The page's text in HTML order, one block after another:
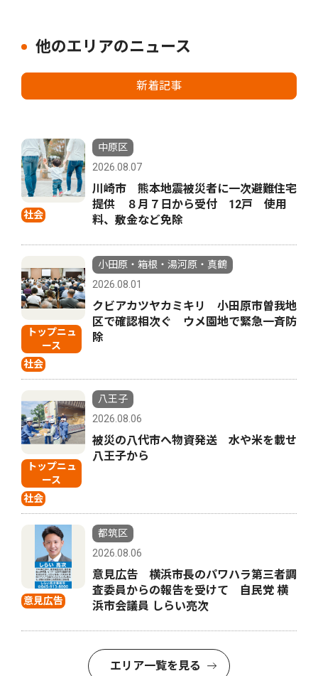
他のエリアのニュース
新着記事
社会
中原区
2026.08.07
川崎市 熊本地震被災者に一次避難住宅
提供 ８月７日から受付 12戸 使用
料、敷金など免除
トップニュ
ース
社会
小田原・箱根・湯河原・真鶴
2026.08.01
クビアカツヤカミキリ 小田原市曽我地
区で確認相次ぐ ウメ園地で緊急一斉防
除
トップニュ
ース
社会
八王子
2026.08.06
被災の八代市へ物資発送 水や米を載せ
八王子から
意見広告
都筑区
2026.08.06
意見広告 横浜市長のパワハラ第三者調
査委員からの報告を受けて 自民党 横
浜市会議員 しらい亮次
エリア一覧を見る